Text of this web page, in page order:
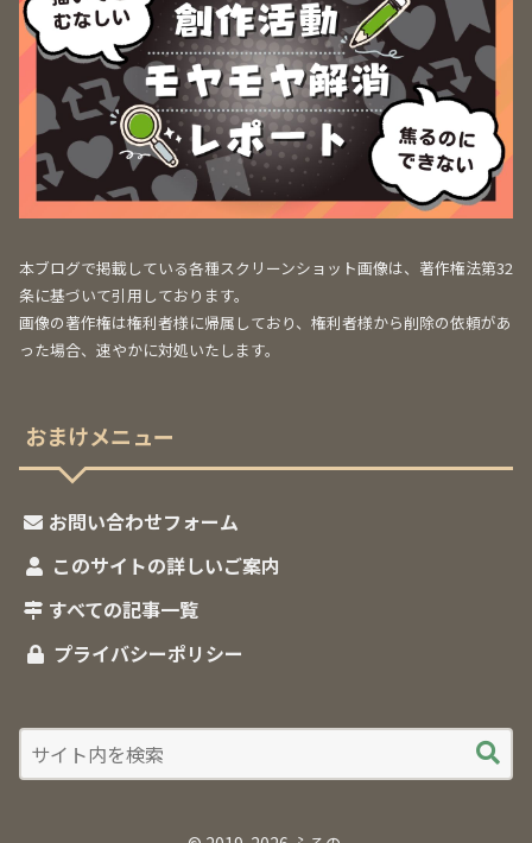
本ブログで掲載している各種スクリーンショット画像は、著作権法第32
条に基づいて引用しております。
画像の著作権は権利者様に帰属しており、権利者様から削除の依頼があ
った場合、速やかに対処いたします。
おまけメニュー
お問い合わせフォーム
このサイトの詳しいご案内
すべての記事一覧
プライバシーポリシー